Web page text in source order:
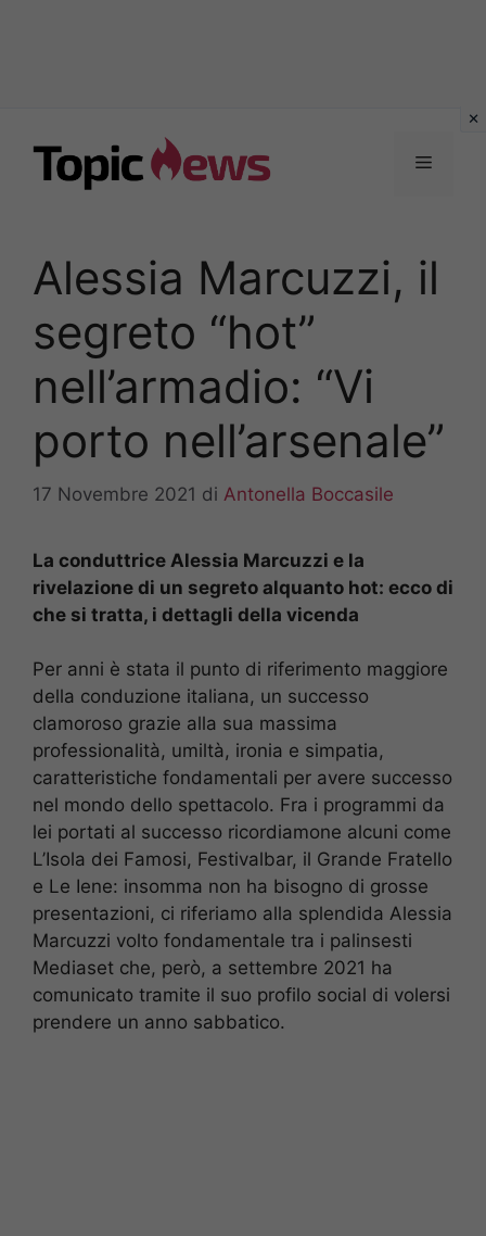
contenuto
Menu
Alessia Marcuzzi, il
segreto “hot”
nell’armadio: “Vi
porto nell’arsenale”
17 Novembre 2021 di Antonella Boccasile
La conduttrice Alessia Marcuzzi e la
rivelazione di un segreto alquanto hot: ecco di
che si tratta, i dettagli della vicenda
Per anni è stata il punto di riferimento maggiore
della conduzione italiana, un successo
clamoroso grazie alla sua massima
professionalità, umiltà, ironia e simpatia,
caratteristiche fondamentali per avere successo
nel mondo dello spettacolo. Fra i programmi da
lei portati al successo ricordiamone alcuni come
L’Isola dei Famosi, Festivalbar, il Grande Fratello
e Le Iene: insomma non ha bisogno di grosse
presentazioni, ci riferiamo alla splendida Alessia
Marcuzzi volto fondamentale tra i palinsesti
Mediaset che, però, a settembre 2021 ha
comunicato tramite il suo profilo social di volersi
prendere un anno sabbatico.